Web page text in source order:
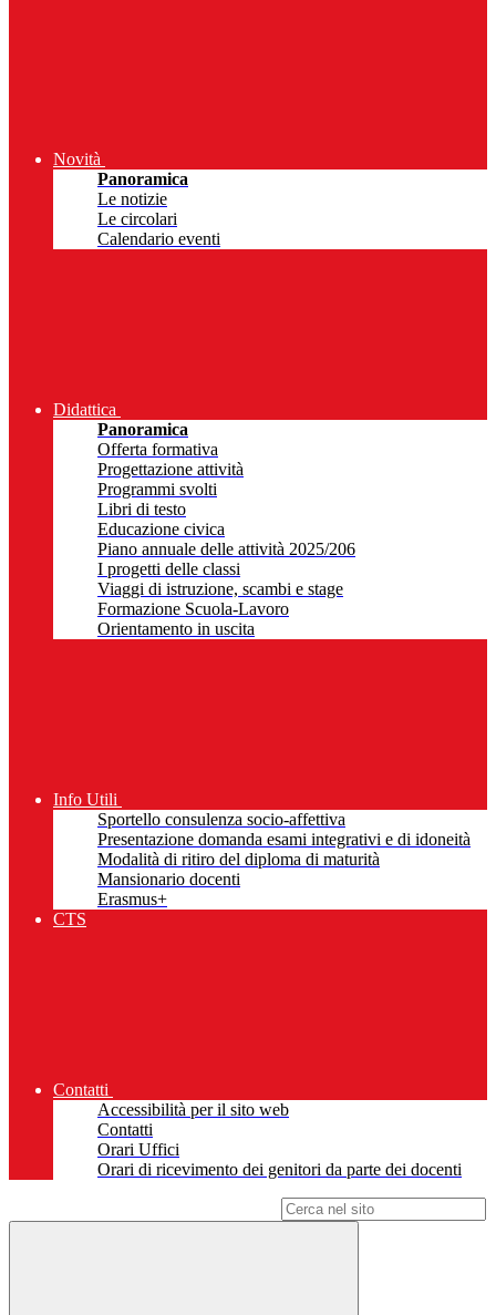
Novità
Panoramica
Le notizie
Le circolari
Calendario eventi
Didattica
Panoramica
Offerta formativa
Progettazione attività
Programmi svolti
Libri di testo
Educazione civica
Piano annuale delle attività 2025/206
I progetti delle classi
Viaggi di istruzione, scambi e stage
Formazione Scuola-Lavoro
Orientamento in uscita
Info Utili
Sportello consulenza socio-affettiva
Presentazione domanda esami integrativi e di idoneità
Modalità di ritiro del diploma di maturità
Mansionario docenti
Erasmus+
CTS
Contatti
Accessibilità per il sito web
Contatti
Orari Uffici
Orari di ricevimento dei genitori da parte dei docenti